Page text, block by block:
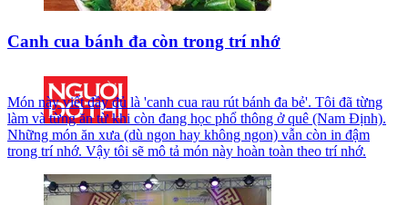
Canh cua bánh đa còn trong trí nhớ
Món này viết đầy đủ là 'canh cua rau rút bánh đa bẻ'. Tôi đã từng
làm và từng ăn từ khi còn đang học phổ thông ở quê (Nam Định).
Những món ăn xưa (dù ngon hay không ngon) vẫn còn in đậm
trong trí nhớ. Vậy tôi sẽ mô tả món này hoàn toàn theo trí nhớ.